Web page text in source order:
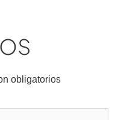
obligatorios